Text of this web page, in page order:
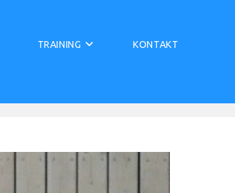
TRAINING KONTAKT